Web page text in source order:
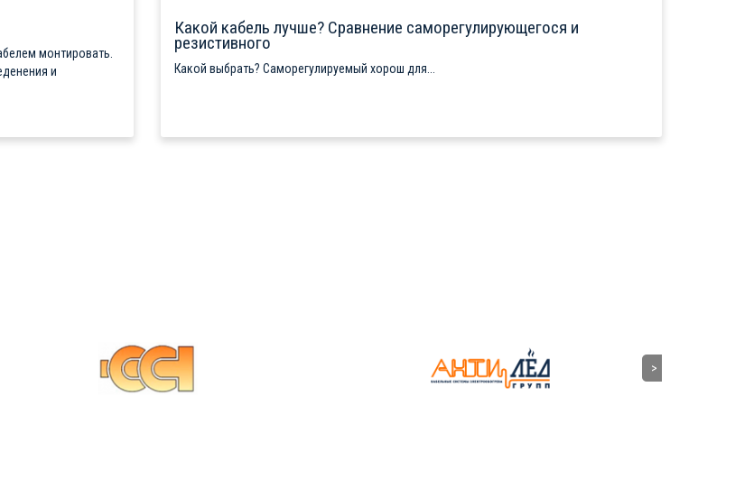
монтировать.
и
Какой кабель лучше? Сравнение саморегулирующегося и
резистивного
Какой выбрать? Саморегулируемый хорош для...